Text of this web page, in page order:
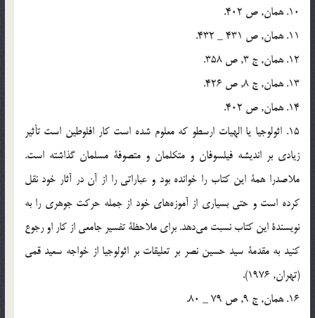
10. همان, ص 402.
11. همان, ص 431 _ 432.
12. همان, ج 3, ص 358.
13. همان, ج 8, ص 426.
14. همان, ص 402.
15. اثولوجيا يا الهيات ارسطو که معلوم شده است کار افلوطين است تأثير
زيادی بر انديشه فيلسوفان و متکلمان و متصوفة مسلمان گذاشته است.
ملاصدرا همة اين کتاب را خوانده بود و عباراتی را از آن در آثار خود نقل
کرده است و حتی بسياری از آموزه‌های خود از جمله حرکت جوهری را به
نويسندة اين کتاب نسبت مي‌دهد. برای ملاحظة تفسير جامعی از کار او رجوع
کنيد به مقدمة سيد حسين نصر بر تعليقات بر اثولوجيا از خواجه سعيد قمی
(تهران, 1976).
16. همان, ج 9, ص 79 _ 80.